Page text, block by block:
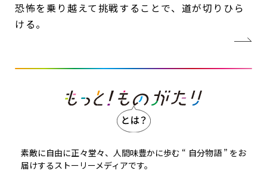
恐怖を乗り越えて挑戦することで、道が切りひら
ける。
素敵に自由に正々堂々、人間味豊かに歩む “ 自分物語 ” をお
届けするストーリーメディアです。